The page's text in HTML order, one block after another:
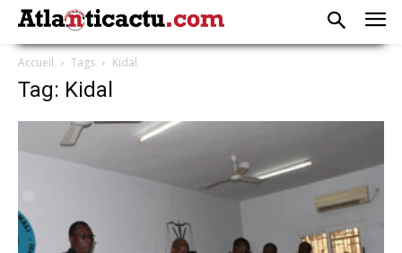
Accueil Tags Kidal
Tag: Kidal